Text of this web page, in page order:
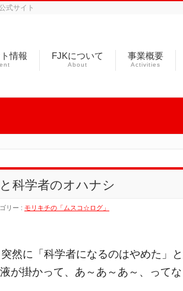
式サイト
情報 FJKについて
About
事業概要
Activities
科学者のオハナシ
リー : モリキチの「ムスコ☆ログ」
然に「科学者になるのはやめた」
が掛かって、あ～あ～あ～、って